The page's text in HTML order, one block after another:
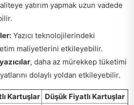
yatırım yapmak uzun vadede
Yazıcı teknolojilerindeki
maliyetlerini etkileyebilir.
, daha az mürekkep tüketimi
dolaylı yoldan etkileyebilir.
Kartuşlar Düşük Fiyatlı Kartuşlar